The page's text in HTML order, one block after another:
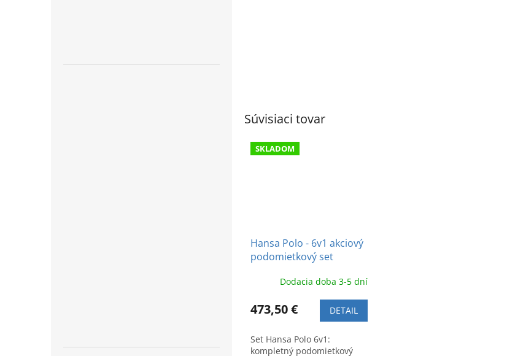
Súvisiaci tovar
SKLADOM
Hansa Polo - 6v1 akciový
podomietkový set
Dodacia doba 3-5 dní
473,50 € DETAIL
Set Hansa Polo 6v1:
kompletný podomietkový